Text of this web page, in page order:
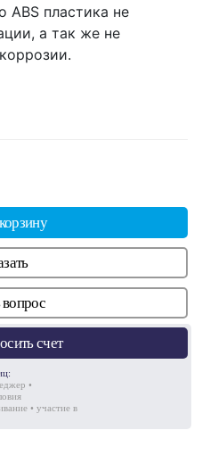
ABS пластика не
а так же не
вопрос
счет
•
• участие в